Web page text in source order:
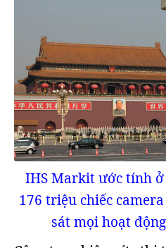
IHS Markit ước tính
176 triệu chiếc
sát mọi hoạt